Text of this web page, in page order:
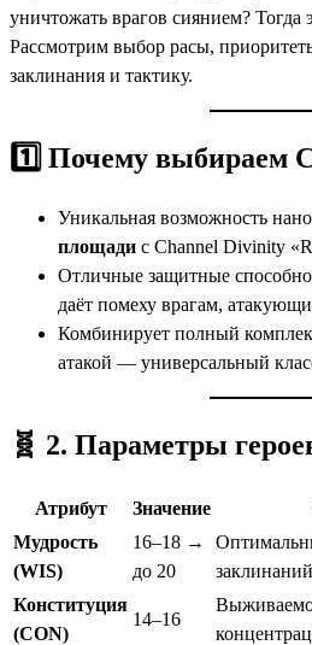
уничтожать врагов сиянием? Тогда
Рассмотрим выбор расы,
заклинания и тактику.
1️⃣ Почему выбираем
Уникальная возможность
площади с Channel Divinity
Отличные защитные
даёт помеху врагам,
Комбинирует полный
атакой — универсальный
🧬 2. Параметры
Атрибут Значение
Мудрость
(WIS)
16–18 →
до 20
заклинаний
Конституция
(CON)
14–16